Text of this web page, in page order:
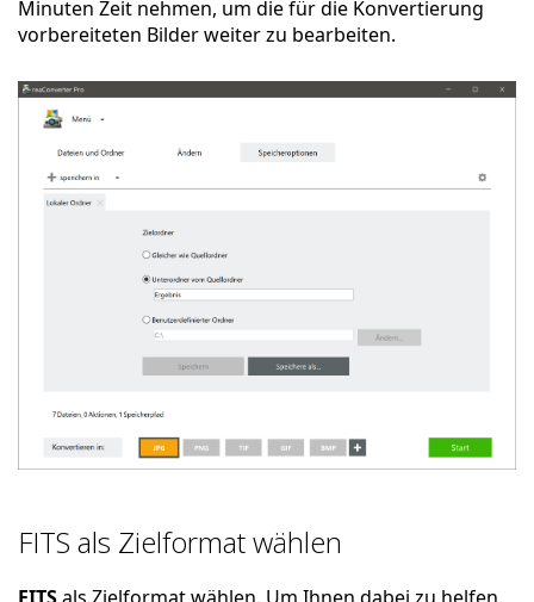
Minuten Zeit nehmen, um die für die Konvertierung
vorbereiteten Bilder weiter zu bearbeiten.
FITS als Zielformat wählen